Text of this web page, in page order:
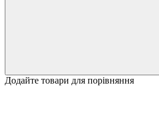
Додайте товари для порівняння